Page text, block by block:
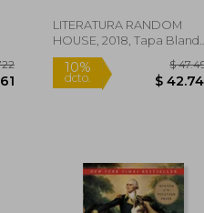
LITERATURA RANDOM
HOUSE, 2018, Tapa Blanda,
Nuevo